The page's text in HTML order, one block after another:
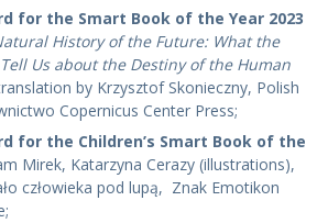
for the Smart Book of the Year 2023
History of the Future: What the
Us about the Destiny of the Human
by Krzysztof Skonieczny, Polish
Copernicus Center Press;
for the Children’s Smart Book of the
Mirek, Katarzyna Cerazy (illustrations),
człowieka pod lupą, Znak Emotikon